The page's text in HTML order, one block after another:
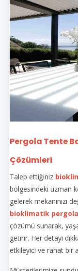
Pergola Tente
Çözümleri
Talep ettiğiniz
bölgesindeki uzman
gelerek mekanınızı
bioklimatik pergola
çözümü sunarak,
getirir. Her detayı
etkileyici ve rahat bir